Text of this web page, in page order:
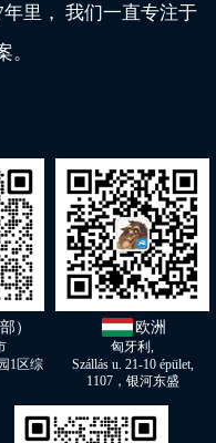
里， 我们一直专注于
）
1区综
欧洲
匈牙利,
Szállás u. 21-10 épület,
1107，银河东盛